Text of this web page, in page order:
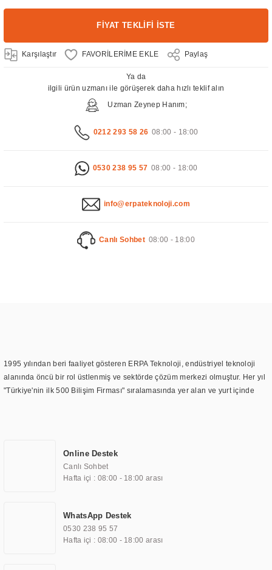
FİYAT TEKLİFİ İSTE
Karşılaştır Paylaş
Ya da
ilgili ürün uzmanı ile görüşerek daha hızlı teklif alın
Uzman Zeynep Hanım;
0212 293 58 26 08:00 - 18:00
0530 238 95 57 08:00 - 18:00
info@erpateknoloji.com
Canlı Sohbet 08:00 - 18:00
1995 yılından beri faaliyet gösteren ERPA Teknoloji, endüstriyel teknoloji
alanında öncü bir rol üstlenmiş ve sektörde çözüm merkezi olmuştur. Her yıl
"Türkiye'nin ilk 500 Bilişim Firması" sıralamasında yer alan ve yurt içinde
TOCHI markası altında kendi ürettiği ürünlerde kullanmıştır. Günümüzde
TOCHI; videowall, digital signage, kiosk, totem, akıllı durak ekranı, araç içi
ekran, asansör ekranı, digital menüboard, marin ekran, medikal ekran,
ekranları, endüstriyel ekranlar, kapı önü bilgi ekranları, panel PC,
endüstriyel Panel PC, mini PC, endüstriyel mini PC ve akıllı bina sistemleri
gibi çözümleri 4.5" ile 110” boyutları arasında üretebilirken, ayrıca standart
Online Destek
Canlı Sohbet
Hafta içi : 08:00 - 18:00 arası
WhatsApp Destek
0530 238 95 57
Hafta içi : 08:00 - 18:00 arası